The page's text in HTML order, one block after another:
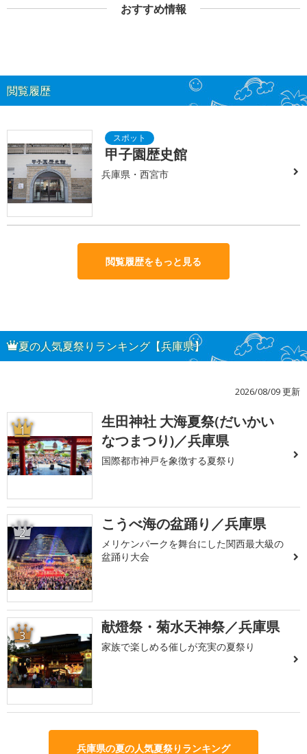
おすすめ情報
閲覧履歴
甲子園歴史館
兵庫県・西宮市
閲覧履歴をもっと見る
夏の人気夏祭りランキング【兵庫県】
2026/08/09 更新
1
生田神社 大海夏祭(だいかい
なつまつり)／兵庫県
国際都市神戸を象徴する夏祭り
2 こうべ海の盆踊り／兵庫県
メリケンパークを舞台にした関西最大級の
盆踊り大会
3 献燈祭・菊水天神祭／兵庫県
家族で楽しめる催しが充実の夏祭り
兵庫県の夏の人気夏祭りランキング